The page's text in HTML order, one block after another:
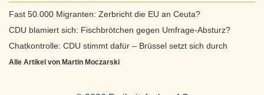
Fast 50.000 Migranten: Zerbricht die EU an Ceuta?
CDU blamiert sich: Fischbrötchen gegen Umfrage-Absturz?
Chatkontrolle: CDU stimmt dafür – Brüssel setzt sich durch
Alle Artikel von Martin Moczarski